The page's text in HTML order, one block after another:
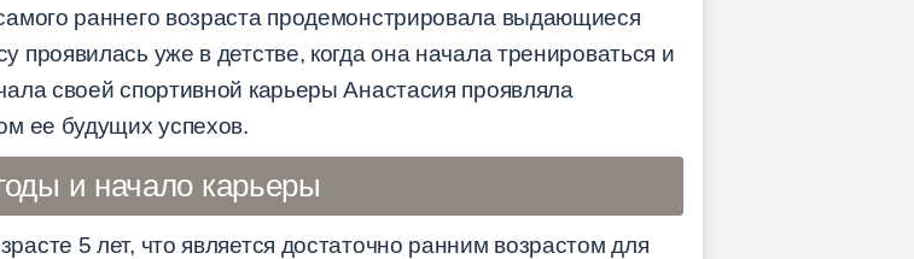
раннего возраста продемонстрировала выдающиеся
проявилась уже в детстве, когда она начала тренироваться и
своей спортивной карьеры Анастасия проявляла
ее будущих успехов.
и начало карьеры
5 лет, что является достаточно ранним возрастом для